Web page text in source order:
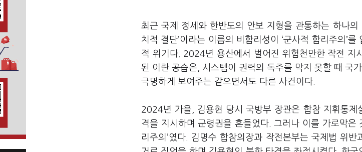
최근 국제 정세와 한반도의 안보 지형을 관통하는 하나의
치적 결단’이라는 이름의 비합리성이 ‘군사적 합리주의’
적 위기다. 2024년 용산에서 벌어진 위험천만한 작전 지
된 이란 공습은, 시스템이 권력의 독주를 막지 못할 때 국
극명하게 보여주는 같으면서도 다른 사건이다.
2024년 가을, 김용현 당시 국방부 장관은 합참 지휘통제
격을 지시하며 군령권을 흔들었다. 그러나 이를 가로막은
리주의’였다. 김명수 합참의장과 작전본부는 국제법 위